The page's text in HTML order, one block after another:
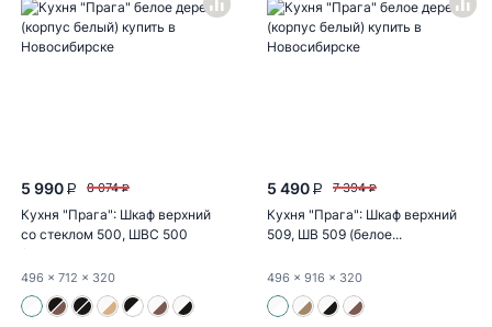
5 990 P 8 074 P
Кухня "Прага": Шкаф верхний
со стеклом 500, ШВС 500
(белое...
496 x 712 x 320
5 490 P 7 394 P
Кухня "Прага": Шкаф верхний
509, ШВ 509 (белое...
496 x 916 x 320